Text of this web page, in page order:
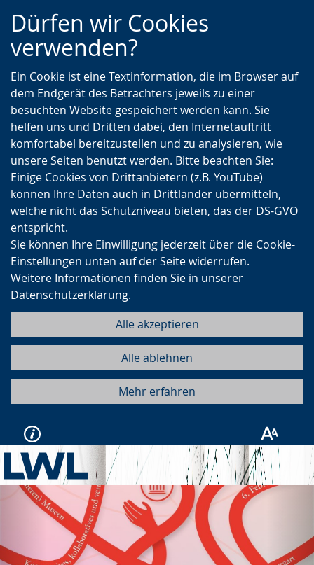
Zur
Hauptnavigation
Zur
Seitennavigation
Zum
Inhalt
Dürfen wir Cookies
verwenden?
Ein Cookie ist eine Textinformation, die im Browser auf
dem Endgerät des Betrachters jeweils zu einer
besuchten Website gespeichert werden kann. Sie
helfen uns und Dritten dabei, den Internetauftritt
komfortabel bereitzustellen und zu analysieren, wie
unsere Seiten benutzt werden. Bitte beachten Sie:
Einige Cookies von Drittanbietern (z.B. YouTube)
können Ihre Daten auch in Drittländer übermitteln,
welche nicht das Schutzniveau bieten, das der DS-GVO
entspricht.
Sie können Ihre Einwilligung jederzeit über die Cookie-
Einstellungen unten auf der Seite widerrufen.
Weitere Informationen finden Sie in unserer
Datenschutzerklärung.
Alle akzeptieren
Alle ablehnen
Mehr erfahren
Vorherige